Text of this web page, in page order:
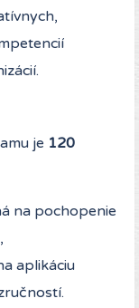
je 120
na pochopenie
aplikáciu